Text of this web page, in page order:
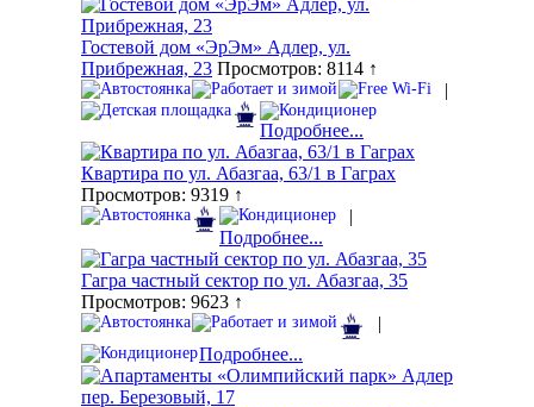
Гостевой дом «ЭрЭм» Адлер, ул.
Прибрежная, 23 Просмотров: 8114 ↑
|
Подробнее...
Квартира по ул. Абазгаа, 63/1 в Гаграх
Просмотров: 9319 ↑
|
Подробнее...
Гагра частный сектор по ул. Абазгаа, 35
Просмотров: 9623 ↑
|
Подробнее...